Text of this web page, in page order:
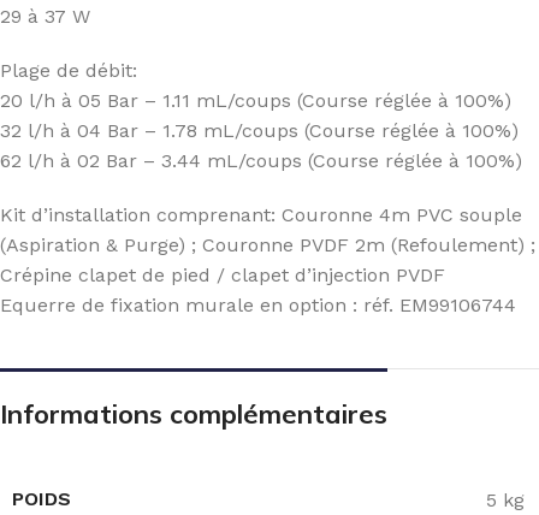
29 à 37 W
Plage de débit:
20 l/h à 05 Bar – 1.11 mL/coups (Course réglée à 100%)
32 l/h à 04 Bar – 1.78 mL/coups (Course réglée à 100%)
62 l/h à 02 Bar – 3.44 mL/coups (Course réglée à 100%)
Kit d’installation comprenant: Couronne 4m PVC souple
(Aspiration & Purge) ; Couronne PVDF 2m (Refoulement) ;
Crépine clapet de pied / clapet d’injection PVDF
Equerre de fixation murale en option : réf. EM99106744
Informations complémentaires
POIDS 5 kg